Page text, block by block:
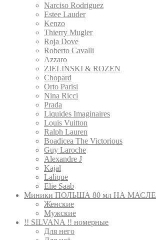
Narciso Rodriguez
Estee Lauder
Kenzo
Thierry Mugler
Roja Dove
Roberto Cavalli
Azzaro
ZIELINSKI & ROZEN
Сhopard
Orto Parisi
Nina Ricci
Prada
Liquides Imaginaires
Louis Vuitton
Ralph Lauren
Boadicea The Victorious
Guy Laroche
Alexandre J
Kajal
Lalique
Elie Saab
Миники ПОЛЬША 80 мл НА МАСЛЕ
Женские
Мужские
!! SILVANA !! номерные
Для него